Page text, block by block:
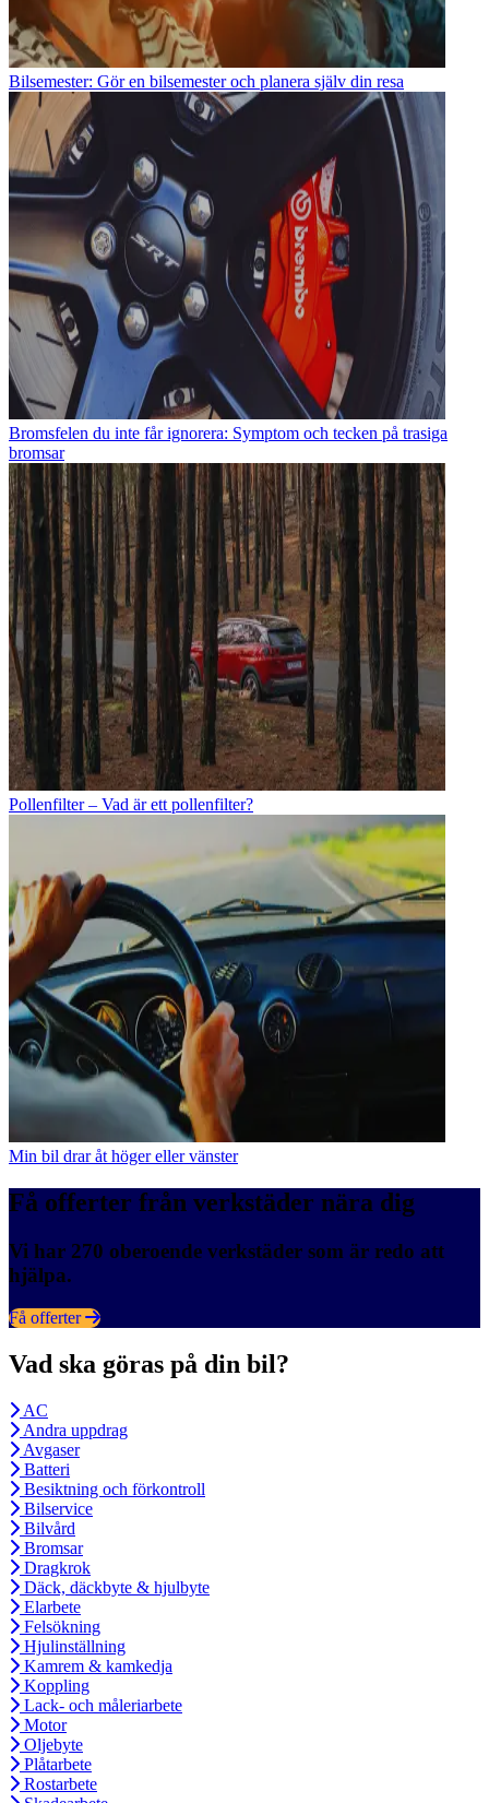
Bilsemester: Gör en bilsemester och planera själv din resa
Bromsfelen du inte får ignorera: Symptom och tecken på trasiga
bromsar
Pollenfilter – Vad är ett pollenfilter?
Min bil drar åt höger eller vänster
Få offerter från verkstäder nära dig
Vi har 270 oberoende verkstäder som är redo att
hjälpa.
Få offerter
Vad ska göras på din bil?
AC
Andra uppdrag
Avgaser
Batteri
Besiktning och förkontroll
Bilservice
Bilvård
Bromsar
Dragkrok
Däck, däckbyte & hjulbyte
Elarbete
Felsökning
Hjulinställning
Kamrem & kamkedja
Koppling
Lack- och måleriarbete
Motor
Oljebyte
Plåtarbete
Rostarbete